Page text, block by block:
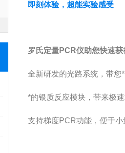
即刻体验，超能实验感受
罗氏定量PCR仪助您快速获
全新研发的光路系统，带您*
*的银质反应模块，带来极
支持梯度PCR功能，便于小